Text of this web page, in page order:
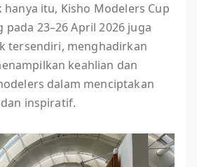
hanya itu, Kisho Modelers Cup
23–26 April 2026 juga
tersendiri, menghadirkan
keahlian dan
dalam menciptakan
inspiratif.